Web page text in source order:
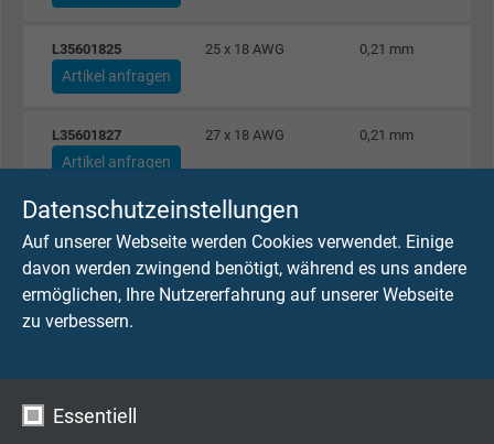
Datenschutzeinstellungen
Auf unserer Webseite werden Cookies verwendet. Einige
davon werden zwingend benötigt, während es uns andere
ermöglichen, Ihre Nutzererfahrung auf unserer Webseite
zu verbessern.
Essentiell
L35601825 25 x 18 AWG 0,21 mm
Artikel anfragen
L35601827 27 x 18 AWG 0,21 mm
Artikel anfragen
L35601837 37 x 18 AWG
Artikel anfragen
L35601850 50 x 18 AWG
Artikel anfragen